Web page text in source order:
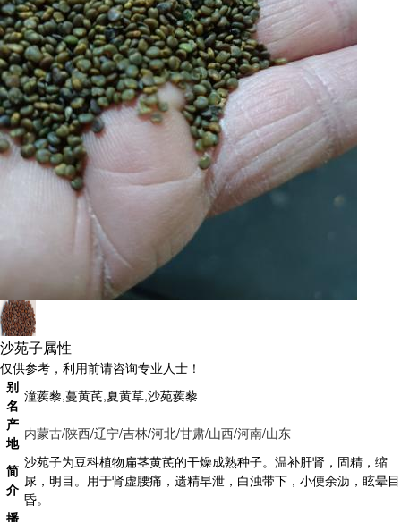
沙苑子属性
仅供参考，利用前请咨询专业人士！
别
名
潼蒺藜,蔓黄芪,夏黄草,沙苑蒺藜
产
地
内蒙古/陕西/辽宁/吉林/河北/甘肃/山西/河南/山东
简
介
沙苑子为豆科植物扁茎黄芪的干燥成熟种子。温补肝肾，固精，缩
尿，明目。用于肾虚腰痛，遗精早泄，白浊带下，小便余沥，眩晕目
昏。
播